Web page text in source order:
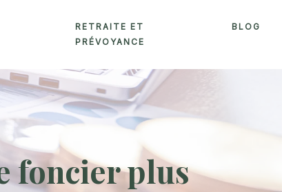
RETRAITE ET
PRÉVOYANCE
BLOG
foncier plus